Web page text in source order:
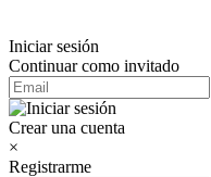
Iniciar sesión
Continuar como invitado
Crear una cuenta
×
Registrarme